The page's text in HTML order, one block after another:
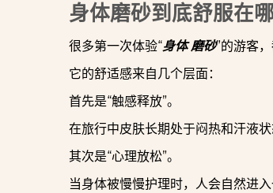
身体磨砂到底舒服在哪
很多第一次体验“身体 磨砂”的游客
它的舒适感来自几个层面：
首先是“触感释放”。
在旅行中皮肤长期处于闷热和汗液
其次是“心理放松”。
当身体被慢慢护理时，人会自然进